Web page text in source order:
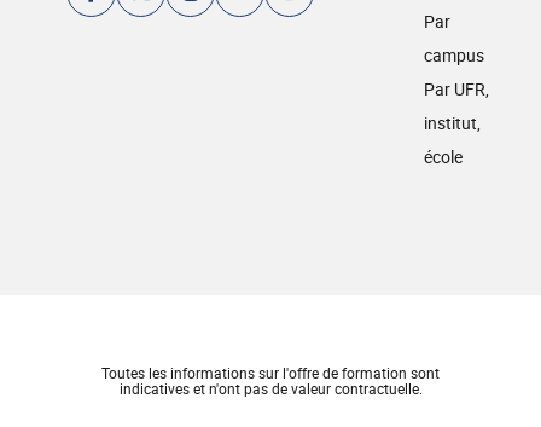
Par
campus
Par UFR,
institut,
école
Toutes les informations sur l'offre de formation sont
indicatives et n'ont pas de valeur contractuelle.